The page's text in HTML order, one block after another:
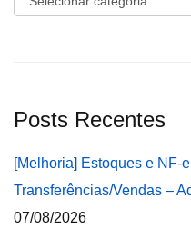
Posts Recentes
[Melhoria] Estoques e NF-
Transferências/Vendas –
07/08/2026